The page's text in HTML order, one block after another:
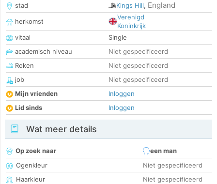
stad
Kings Hill, England
herkomst
Verenigd
Koninkrijk
vitaal
Single
academisch niveau
Niet gespecificeerd
Roken
Niet gespecificeerd
job
Niet gespecificeerd
Mijn vrienden
Inloggen
Lid sinds
Inloggen
Wat meer details
Op zoek naar
een man
Ogenkleur
Niet gespecificeerd
Haarkleur
Niet gespecificeerd